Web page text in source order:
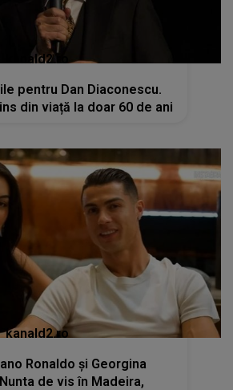
kanald2.ro
pentru Dan Diaconescu.
din viață la doar 60 de ani
kanald2.ro
Ronaldo și Georgina
de vis în Madeira,